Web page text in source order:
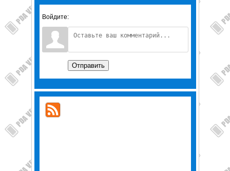
Войдите:
Отправить